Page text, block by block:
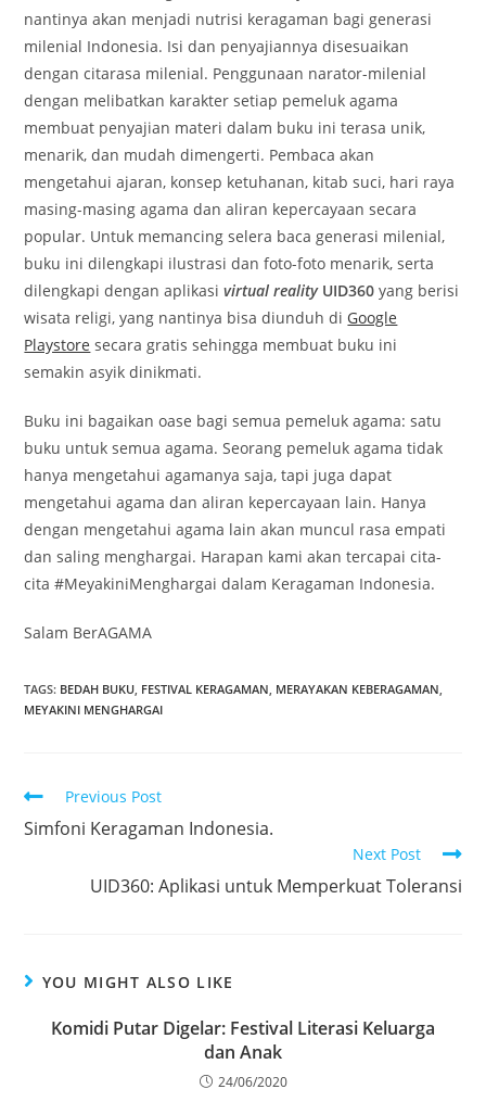
nantinya akan menjadi nutrisi keragaman bagi generasi
milenial Indonesia. Isi dan penyajiannya disesuaikan
dengan citarasa milenial. Penggunaan narator-milenial
dengan melibatkan karakter setiap pemeluk agama
membuat penyajian materi dalam buku ini terasa unik,
menarik, dan mudah dimengerti. Pembaca akan
mengetahui ajaran, konsep ketuhanan, kitab suci, hari raya
masing-masing agama dan aliran kepercayaan secara
popular. Untuk memancing selera baca generasi milenial,
buku ini dilengkapi ilustrasi dan foto-foto menarik, serta
dilengkapi dengan aplikasivirtual realityUID360 yang berisi
wisata religi, yang nantinya bisa diunduh di Google
Playstore secara gratis sehingga membuat buku ini
semakin asyik dinikmati.
Buku ini bagaikan oase bagi semua pemeluk agama: satu
buku untuk semua agama. Seorang pemeluk agama tidak
hanya mengetahui agamanya saja, tapi juga dapat
mengetahui agama dan aliran kepercayaan lain. Hanya
dengan mengetahui agama lain akan muncul rasa empati
dan saling menghargai. Harapan kami akan tercapai cita-
cita #MeyakiniMenghargai dalam Keragaman Indonesia.
Salam BerAGAMA
TAGS: BEDAH BUKU, FESTIVAL KERAGAMAN, MERAYAKAN KEBERAGAMAN,
MEYAKINI MENGHARGAI
Previous Post
Simfoni Keragaman Indonesia.
Next Post
UID360: Aplikasi untuk Memperkuat Toleransi
YOU MIGHT ALSO LIKE
Komidi Putar Digelar: Festival Literasi Keluarga
dan Anak
24/06/2020